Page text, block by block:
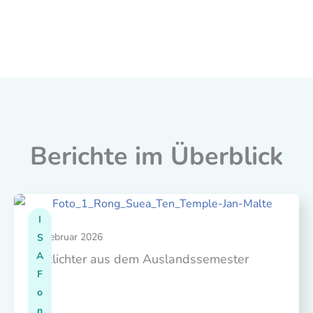
Berichte im Überblick
I
S
A
F
o
n
03. Februar 2026
Blitzlichter aus dem Auslandssemester